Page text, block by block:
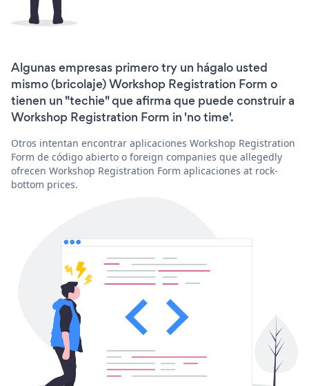
Algunas empresas primero try un hágalo usted
mismo (bricolaje) Workshop Registration Form o
tienen un "techie" que afirma que puede construir a
Workshop Registration Form in 'no time'.
Otros intentan encontrar aplicaciones Workshop Registration
Form de código abierto o foreign companies que allegedly
ofrecen Workshop Registration Form aplicaciones at rock-
bottom prices.